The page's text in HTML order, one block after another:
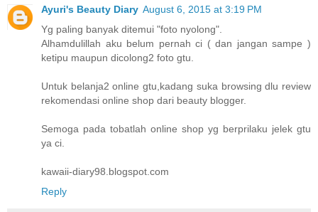
Ayuri's Beauty Diary August 6, 2015 at 3:19 PM
Yg paling banyak ditemui "foto nyolong".
Alhamdulillah aku belum pernah ci ( dan jangan sampe )
ketipu maupun dicolong2 foto gtu.
Untuk belanja2 online gtu,kadang suka browsing dlu review
rekomendasi online shop dari beauty blogger.
Semoga pada tobatlah online shop yg berprilaku jelek gtu
ya ci.
kawaii-diary98.blogspot.com
Reply